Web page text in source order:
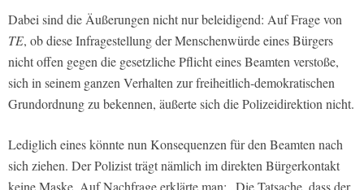
Dabei sind die Äußerungen nicht nur beleidigend: Auf Frage von
TE, ob diese Infragestellung der Menschenwürde eines Bürgers
nicht offen gegen die gesetzliche Pflicht eines Beamten verstoße,
sich in seinem ganzen Verhalten zur freiheitlich-demokratischen
Grundordnung zu bekennen, äußerte sich die Polizeidirektion nicht.
Lediglich eines könnte nun Konsequenzen für den Beamten nach
sich ziehen. Der Polizist trägt nämlich im direkten Bürgerkontakt
keine Maske. Auf Nachfrage erklärte man: „Die Tatsache, dass der